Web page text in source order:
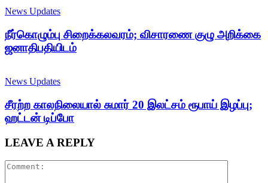
News Updates
நீர்கொழும்பு சிறைக்கலவரம்; விசாரணை குழு அறிக்கை
ஜனாதிபதியிடம்
News Updates
சீரற்ற காலநிலையால் சுமார் 20 இலட்சம் ரூபாய் இழப்பு;
ஹட்டன் டிப்போ
LEAVE A REPLY